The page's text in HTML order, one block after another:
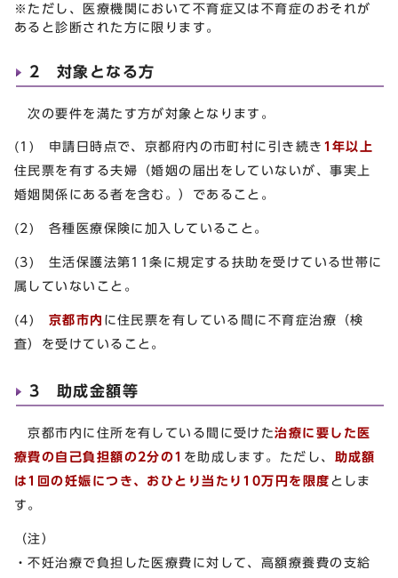
※ただし、医療機関において不育症又は不育症のおそれが
あると診断された方に限ります。
2 対象となる方
次の要件を満たす方が対象となります。
(1) 申請日時点で、京都府内の市町村に引き続き 1年以上
住民票を有する夫婦（婚姻の届出をしていないが、事実上
婚姻関係にある者を含む。）であること。
(2) 各種医療保険に加入していること。
(3) 生活保護法第11条に規定する扶助を受けている世帯に
属していないこと。
(4) 京都市内 に住民票を有している間に不育症治療（検
査）を受けていること。
3 助成金額等
京都市内に住所を有している間に受けた治療に要した医
療費の自己負担額の2分の1 を助成します。ただし、
助成額
は1回の妊娠につき、おひとり当たり10万円を限度 としま
す。
（注）
・不妊治療で負担した医療費に対して、高額療養費の支給